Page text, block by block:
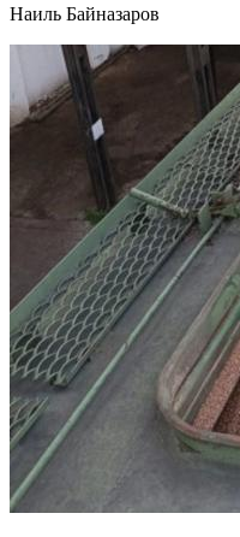
Наиль Байназаров